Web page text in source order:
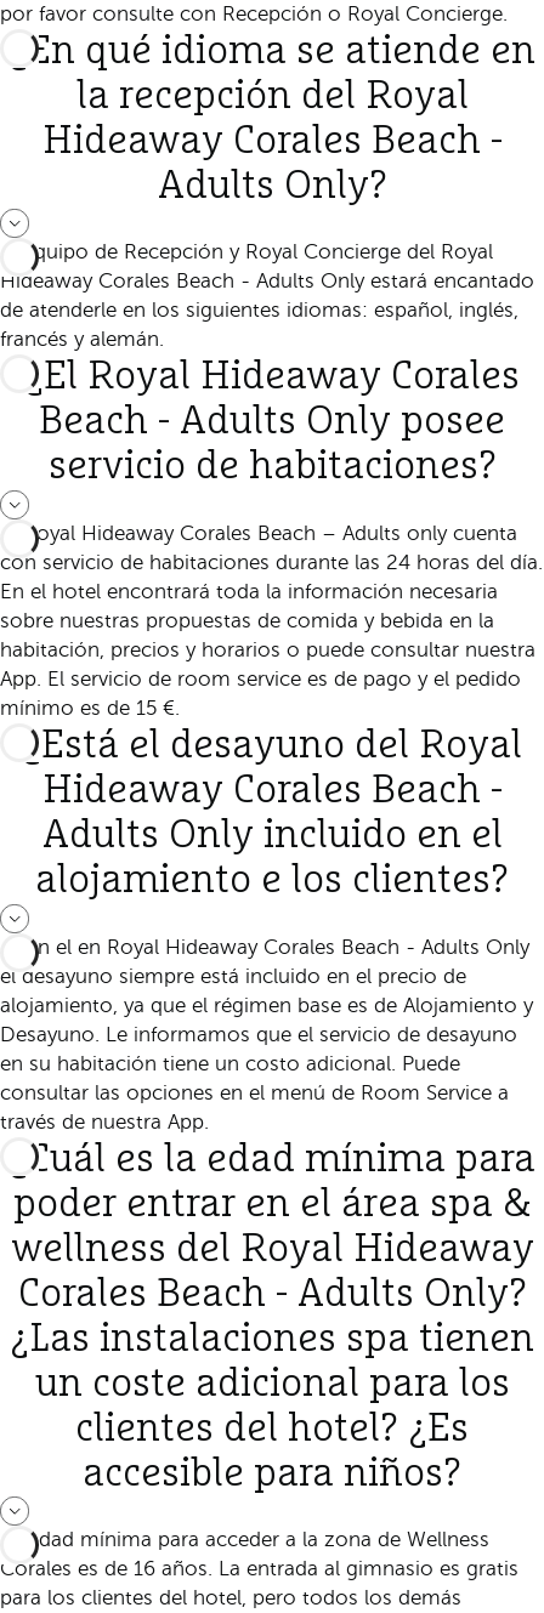
por favor consulte con Recepción o Royal Concierge.
¿En qué idioma se atiende en
la recepción del Royal
Hideaway Corales Beach -
Adults Only?
El equipo de Recepción y Royal Concierge del Royal
Hideaway Corales Beach - Adults Only estará encantado
de atenderle en los siguientes idiomas: español, inglés,
francés y alemán.
¿El Royal Hideaway Corales
Beach - Adults Only posee
servicio de habitaciones?
El Royal Hideaway Corales Beach – Adults only cuenta
con servicio de habitaciones durante las 24 horas del día.
En el hotel encontrará toda la información necesaria
sobre nuestras propuestas de comida y bebida en la
habitación, precios y horarios o puede consultar nuestra
App. El servicio de room service es de pago y el pedido
mínimo es de 15 €.
¿Está el desayuno del Royal
Hideaway Corales Beach -
Adults Only incluido en el
alojamiento e los clientes?
Sí, en el en Royal Hideaway Corales Beach - Adults Only
el desayuno siempre está incluido en el precio de
alojamiento, ya que el régimen base es de Alojamiento y
Desayuno. Le informamos que el servicio de desayuno
en su habitación tiene un costo adicional. Puede
consultar las opciones en el menú de Room Service a
través de nuestra App.
¿Cuál es la edad mínima para
poder entrar en el área spa &
wellness del Royal Hideaway
Corales Beach - Adults Only?
¿Las instalaciones spa tienen
un coste adicional para los
clientes del hotel? ¿Es
accesible para niños?
La edad mínima para acceder a la zona de Wellness
Corales es de 16 años. La entrada al gimnasio es gratis
para los clientes del hotel, pero todos los demás